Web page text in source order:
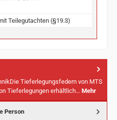
Teilegutachten (§19.3)
Tieferlegungsfedern von MTS
Tieferlegungen erhältlich… Mehr
Person